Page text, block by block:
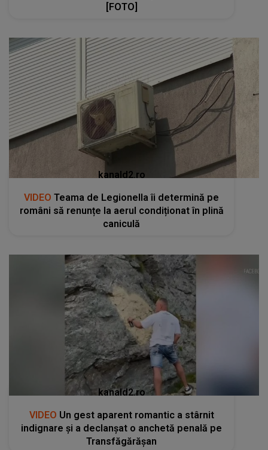
[FOTO]
kanald2.ro
VIDEO Teama de Legionella îi determină pe
români să renunțe la aerul condiționat în plină
caniculă
kanald2.ro
VIDEO Un gest aparent romantic a stârnit
indignare și a declanșat o anchetă penală pe
Transfăgărășan